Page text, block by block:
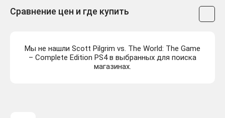
Сравнение цен и где купить
Мы не нашли Scott Pilgrim vs. The World: The Game
– Complete Edition PS4 в выбранных для поиска
магазинах.